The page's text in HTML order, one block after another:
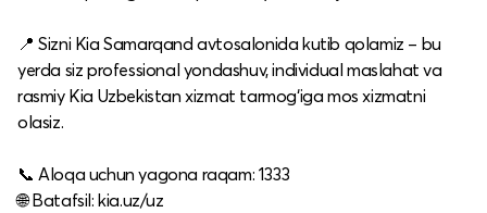
📍 Sizni Kia Samarqand avtosalonida kutib qolamiz – bu
yerda siz professional yondashuv, individual maslahat va
rasmiy Kia Uzbekistan xizmat tarmog‘iga mos xizmatni
olasiz.
📞 Aloqa uchun yagona raqam: 1333
🌐 Batafsil: kia.uz/uz